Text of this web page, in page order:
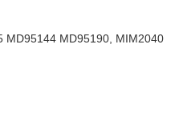
MD95144 MD95190, MIM2040